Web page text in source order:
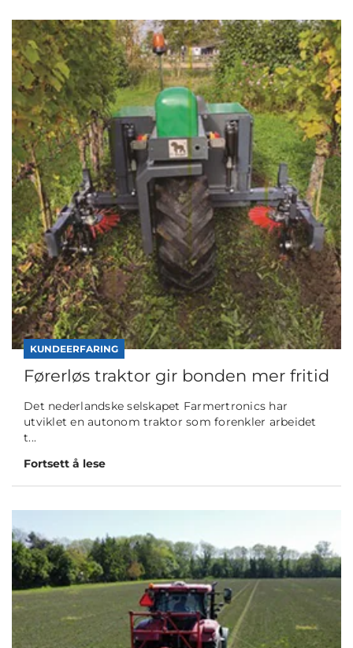
KUNDEERFARING
Førerløs traktor gir bonden mer fritid
Det nederlandske selskapet Farmertronics har
utviklet en autonom traktor som forenkler arbeidet
t...
Fortsett å lese